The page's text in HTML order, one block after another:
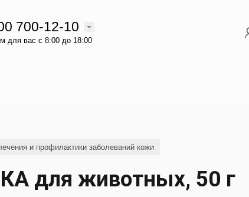
700-12-10
для вас с 8:00 до 18:00
и профилактики заболеваний кожи
для животных, 50 г